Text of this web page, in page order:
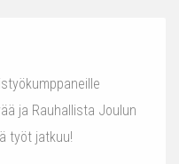
ja Rauhallista Joulun
työt jatkuu!